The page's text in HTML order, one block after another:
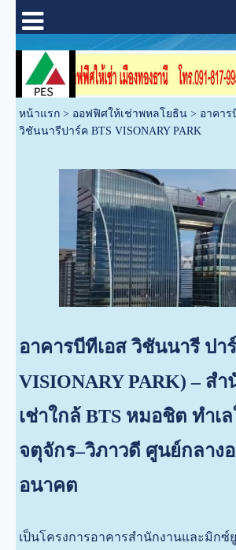
หน้าแรก > ออฟฟิศให้เช่าพหลโยธิน > อาคาร
วิชันนารีปาร์ค BTS VISONARY PARK
อาคารบีทีเอส วิชันนารี ปา
VISIONARY PARK) – สำ
เช่าใกล้ BTS หมอชิต ทำเ
จตุจักร–วิภาวดี ศูนย์กลาง
อนาคต
เป็นโครงการอาคารสำนักงานและมิก